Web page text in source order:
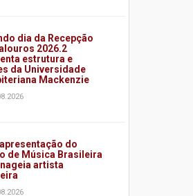
dia da Recepção
2026.2
estrutura e
da Universidade
Mackenzie
do
de Música Brasileira
artista